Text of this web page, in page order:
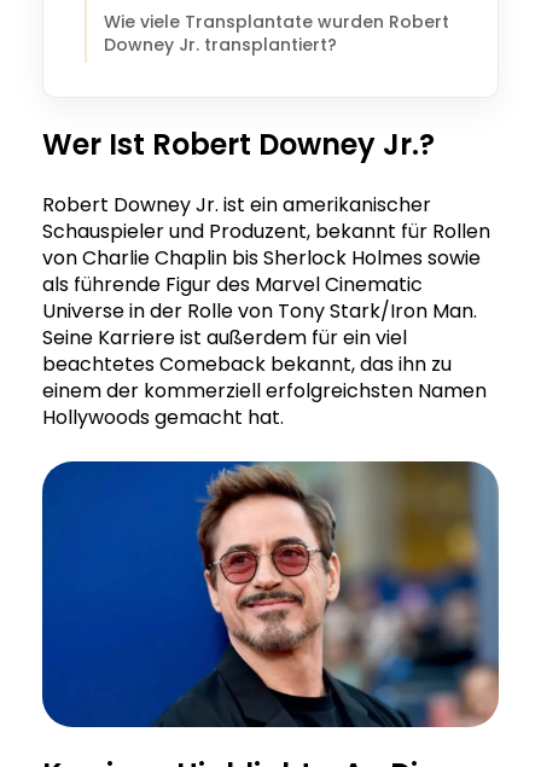
Wie viele Transplantate wurden Robert
Downey Jr. transplantiert?
Wer Ist Robert Downey Jr.?
Robert Downey Jr. ist ein amerikanischer
Schauspieler und Produzent, bekannt für Rollen
von Charlie Chaplin bis Sherlock Holmes sowie
als führende Figur des Marvel Cinematic
Universe in der Rolle von Tony Stark/Iron Man.
Seine Karriere ist außerdem für ein viel
beachtetes Comeback bekannt, das ihn zu
einem der kommerziell erfolgreichsten Namen
Hollywoods gemacht hat.